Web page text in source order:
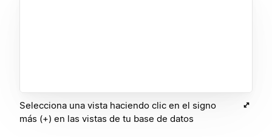
Selecciona una vista haciendo clic en el signo
más (+) en las vistas de tu base de datos